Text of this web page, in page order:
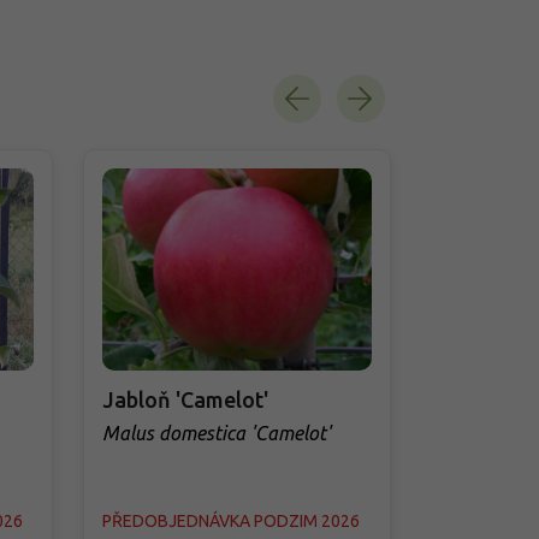
Jabloň 'Camelot'
Malus domestica 'Camelot'
PŘEDOBJEDNÁVKA PODZIM 2026